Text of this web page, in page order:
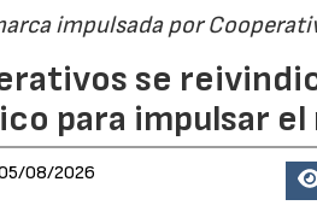
impulsada por
se
para impulsar
08/2026